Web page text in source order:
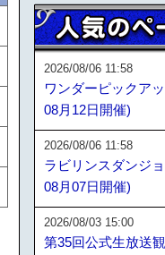
2026/08/06 11:58
ワンダーピックア
08月12日開催)
2026/08/06 11:58
ラビリンスダンジ
08月07日開催)
2026/08/03 15:00
第35回公式生放送